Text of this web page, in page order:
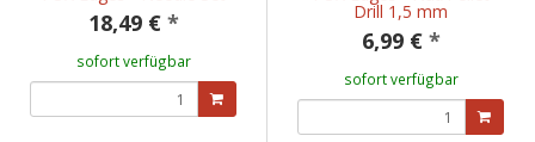
18,49 € *
sofort verfügbar
Drill 1,5 mm
6,99 € *
sofort verfügbar